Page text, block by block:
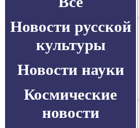
Новости русской
культуры
Новости науки
Космические
новости